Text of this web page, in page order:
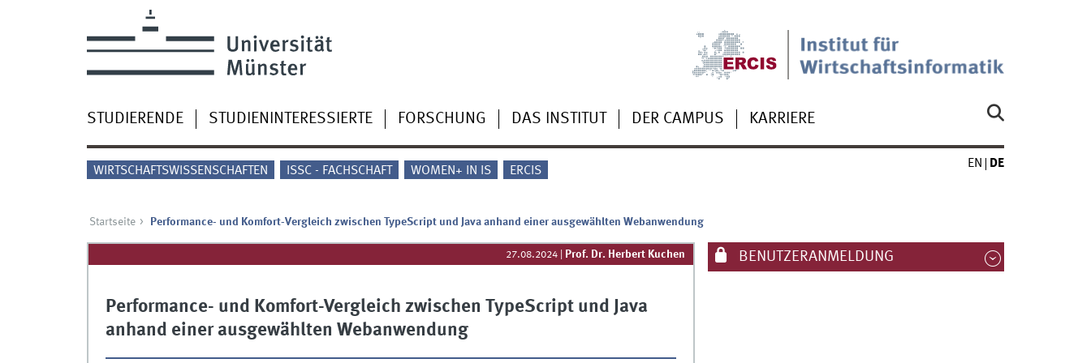
STUDIERENDE STUDIENINTERESSIERTE FORSCHUNG DAS INSTITUT DER CAMPUS KARRIERE
WIRTSCHAFTSWISSENSCHAFTEN ISSC - FACHSCHAFT WOMEN+ IN IS ERCIS
EN DE
Startseite Performance- und Komfort-Vergleich zwischen TypeScript und Java anhand einer ausgewählten Webanwendung
27.08.2024 Prof. Dr. Herbert Kuchen
Performance- und Komfort-Vergleich zwischen TypeScript und Java
anhand einer ausgewählten Webanwendung
BENUTZERANMELDUNG